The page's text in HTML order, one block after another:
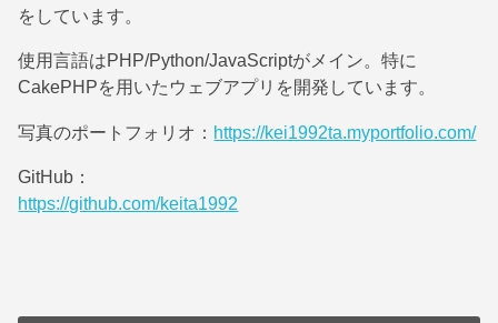
をしています。
使用言語はPHP/Python/JavaScriptがメイン。特に
CakePHPを用いたウェブアプリを開発しています。
写真のポートフォリオ： https://kei1992ta.myportfolio.com/
GitHub：
https://github.com/keita1992